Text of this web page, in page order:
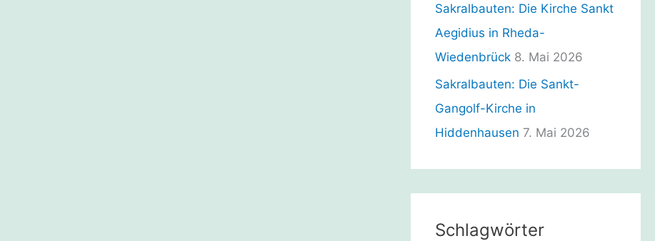
Sakralbauten: Die Kirche Sankt
Aegidius in Rheda-
Wiedenbrück 8. Mai 2026
Sakralbauten: Die Sankt-
Gangolf-Kirche in
Hiddenhausen 7. Mai 2026
Schlagwörter